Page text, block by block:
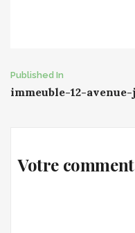
Post
Published In
immeuble-12-
Votre